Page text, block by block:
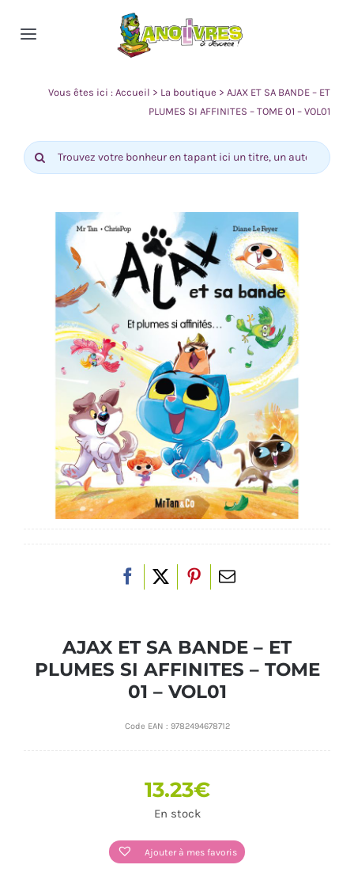
Toggle
Vous êtes ici :Accueil > La boutique >AJAX ET SA BANDE – ET
PLUMES SI AFFINITES – TOME 01 – VOL01
Rechercher:
AJAX ET SA BANDE – ET
PLUMES SI AFFINITES – TOME
01 – VOL01
Code EAN : 9782494678712
13.23€
En stock
Ajouter à mes favoris